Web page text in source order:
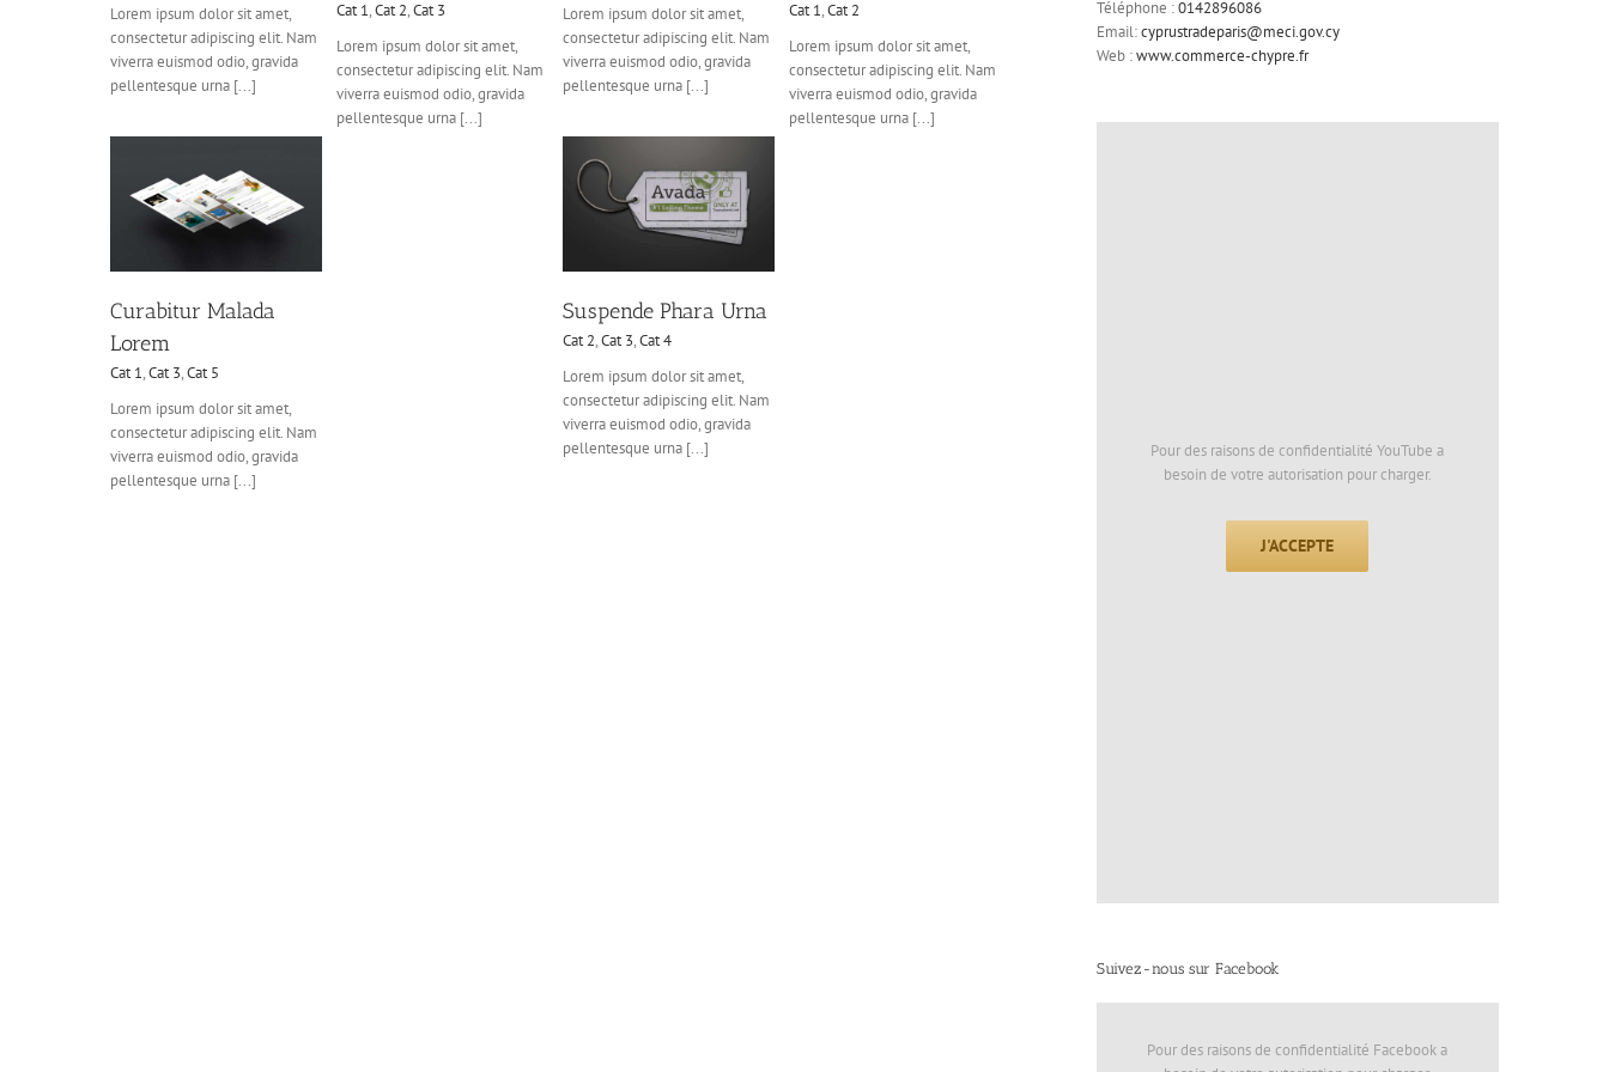
Lorem ipsum dolor sit amet,
consectetur adipiscing elit. Nam
viverra euismod odio, gravida
pellentesque urna [...]
Cat 1,Cat 2,Cat 3
Lorem ipsum dolor sit amet,
consectetur adipiscing elit. Nam
viverra euismod odio, gravida
pellentesque urna [...]
Lorem ipsum dolor sit amet,
consectetur adipiscing elit. Nam
viverra euismod odio, gravida
pellentesque urna [...]
Cat 1,Cat 2
Lorem ipsum dolor sit amet,
consectetur adipiscing elit. Nam
viverra euismod odio, gravida
pellentesque urna [...]
Curabitur Malada
Lorem
Cat 1,Cat 3,Cat 5
Lorem ipsum dolor sit amet,
consectetur adipiscing elit. Nam
viverra euismod odio, gravida
pellentesque urna [...]
Suspende Phara Urna
Cat 2,Cat 3,Cat 4
Lorem ipsum dolor sit amet,
consectetur adipiscing elit. Nam
viverra euismod odio, gravida
pellentesque urna [...]
Téléphone :0142896086
Email:cyprustradeparis@meci.gov.cy
Web :www.commerce-chypre.fr
Pour des raisons de confidentialité YouTube a
besoin de votre autorisation pour charger.
J'ACCEPTE
Suivez-nous sur Facebook
Pour des raisons de confidentialité Facebook a